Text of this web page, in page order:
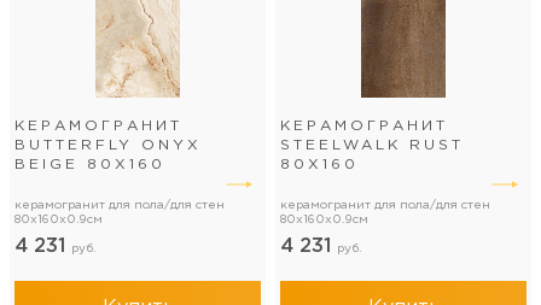
КЕРАМОГРАНИТ
BUTTERFLY ONYX
BEIGE 80Х160
керамогранит для пола/для стен
80x160x0.9см
4 231 руб.
КЕРАМОГРАНИТ
STEELWALK RUST
80Х160
керамогранит для пола/для стен
80x160x0.9см
4 231 руб.